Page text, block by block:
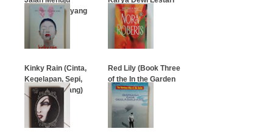
Kesuksesan yang
Spektakuler
Kinky Rain (Cinta,
Kegelapan, Sepi,
Bayang-Bayang)
Red Lily (Book Three
of the In the Garden
Trilogy)
…